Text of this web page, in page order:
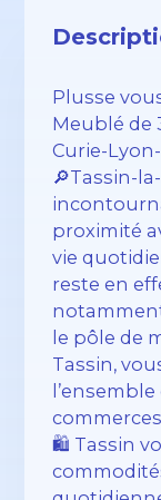
Plusse
Meublé de
Curie-
🔎Tassin-
proximité
vie
reste en
le pôle de
Tassin,
🛍️ Tassin